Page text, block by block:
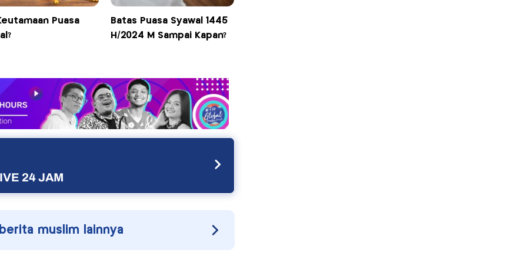
Puasa
Batas Puasa Syawal 1445
H/2024 M Sampai Kapan?
24 JAM
muslim lainnya